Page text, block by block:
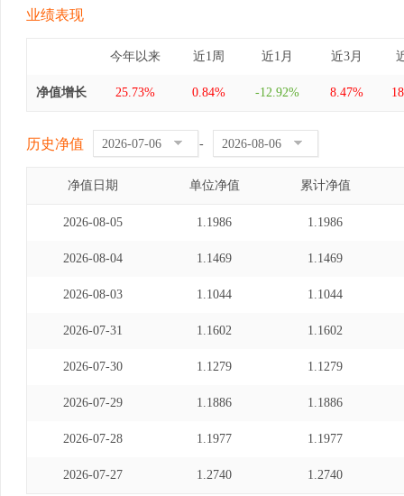
业绩表现
今年以来 近1周 近1月 近3月
净值增长 25.73% 0.84% -12.92% 8.47%
历史净值 -
净值日期 单位净值 累计净值
2026-08-05 1.1986 1.1986
2026-08-04 1.1469 1.1469
2026-08-03 1.1044 1.1044
2026-07-31 1.1602 1.1602
2026-07-30 1.1279 1.1279
2026-07-29 1.1886 1.1886
2026-07-28 1.1977 1.1977
2026-07-27 1.2740 1.2740